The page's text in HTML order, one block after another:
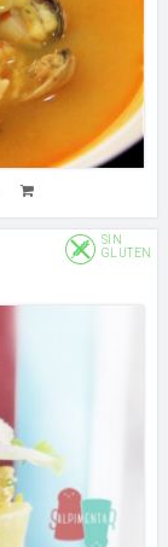
SIN
GLUTEN